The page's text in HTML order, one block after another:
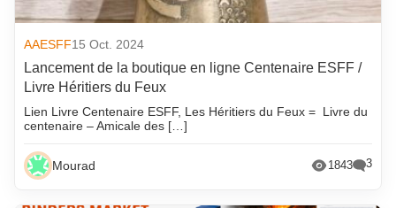
AAESFF15 Oct. 2024
Lancement de la boutique en ligne Centenaire ESFF /
Livre Héritiers du Feux
Lien Livre Centenaire ESFF, Les Héritiers du Feux = Livre du
centenaire – Amicale des […]
Mourad 1843 3